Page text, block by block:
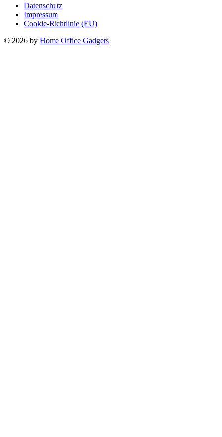
Datenschutz
Impressum
Cookie-Richtlinie (EU)
© 2026 by Home Office Gadgets